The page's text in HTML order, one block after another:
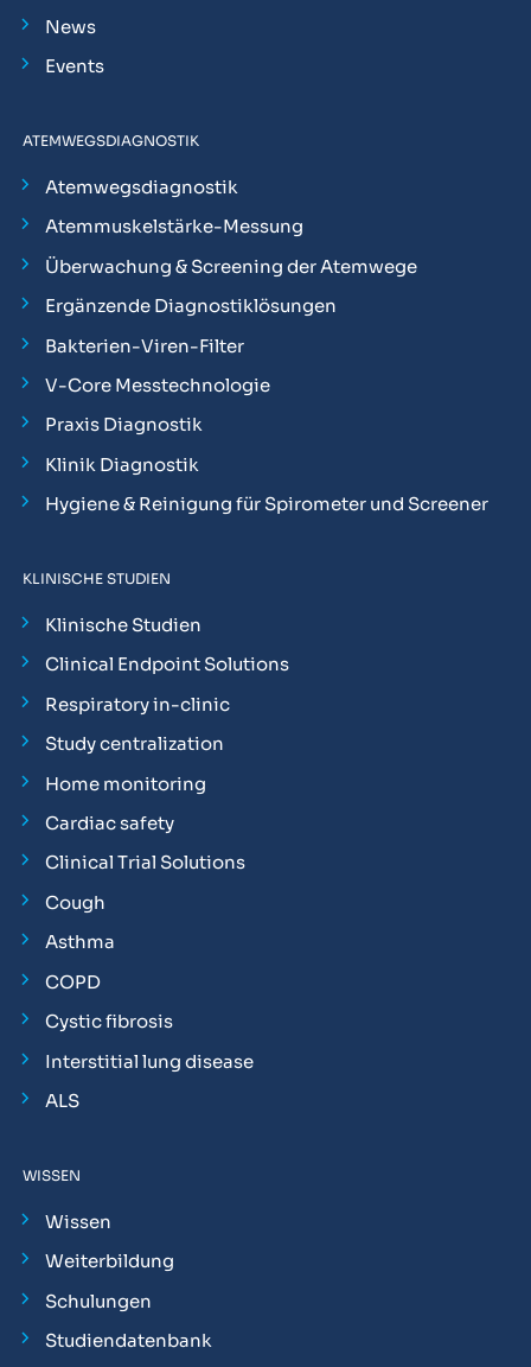
News
Events
ATEMWEGSDIAGNOSTIK
Atemwegsdiagnostik
Atemmuskelstärke-Messung
Überwachung & Screening der Atemwege
Ergänzende Diagnostiklösungen
Bakterien-Viren-Filter
V-Core Messtechnologie
Praxis Diagnostik
Klinik Diagnostik
Hygiene & Reinigung für Spirometer und Screener
KLINISCHE STUDIEN
Klinische Studien
Clinical Endpoint Solutions
Respiratory in-clinic
Study centralization
Home monitoring
Cardiac safety
Clinical Trial Solutions
Cough
Asthma
COPD
Cystic fibrosis
Interstitial lung disease
ALS
WISSEN
Wissen
Weiterbildung
Schulungen
Studiendatenbank